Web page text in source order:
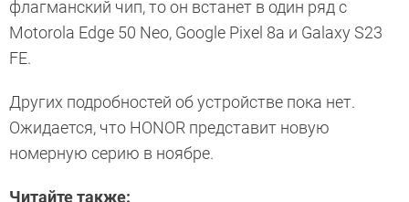
флагманский чип, то он встанет в один ряд с
Motorola Edge 50 Neo, Google Pixel 8a и Galaxy S23
FE.
Других подробностей об устройстве пока нет.
Ожидается, что HONOR представит новую
номерную серию в ноябре.
Читайте также: